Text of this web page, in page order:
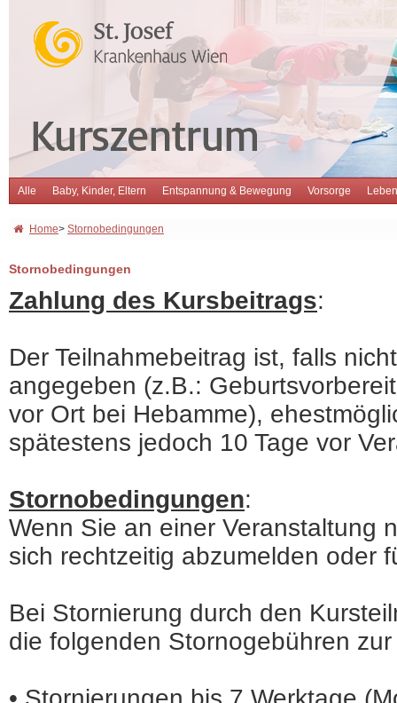
Alle Baby, Kinder, Eltern Entspannung & Bewegung Vorsorge
Home> Stornobedingungen
Stornobedingungen
Zahlung des Kursbeitrags:
Der Teilnahmebeitrag ist, falls
angegeben (z.B.:
vor Ort bei Hebamme),
spätestens jedoch 10 Tage vor
Stornobedingungen:
Wenn Sie an einer Veranstaltung
sich rechtzeitig abzumelden oder
Bei Stornierung durch den
die folgenden Stornogebühren